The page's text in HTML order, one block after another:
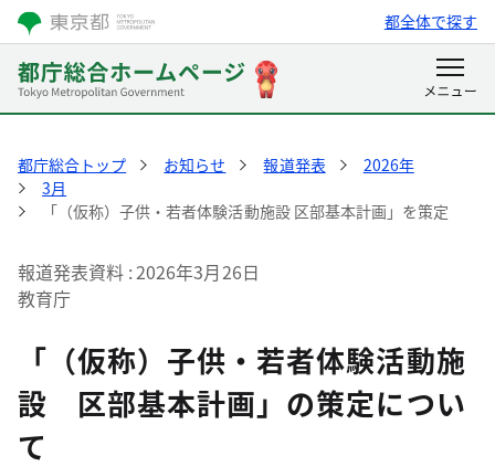
都全体で探す
都庁総合トップ お知らせ 報道発表
2026年
3月
「（仮称）子供・若者体験活動施設 区部基本計画」を策定
報道発表資料 2026年3月26日
教育庁
「（仮称）子供・若者体験活動施
設 区部基本計画」の策定につい
て